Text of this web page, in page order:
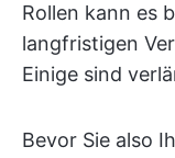
Rollen kann es
langfristigen
Einige sind
Bevor Sie also